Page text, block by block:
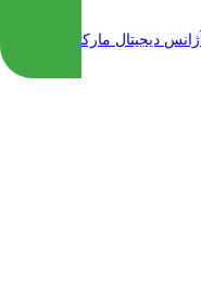
آژانس دیجیتال مارکتینگ مهرنت